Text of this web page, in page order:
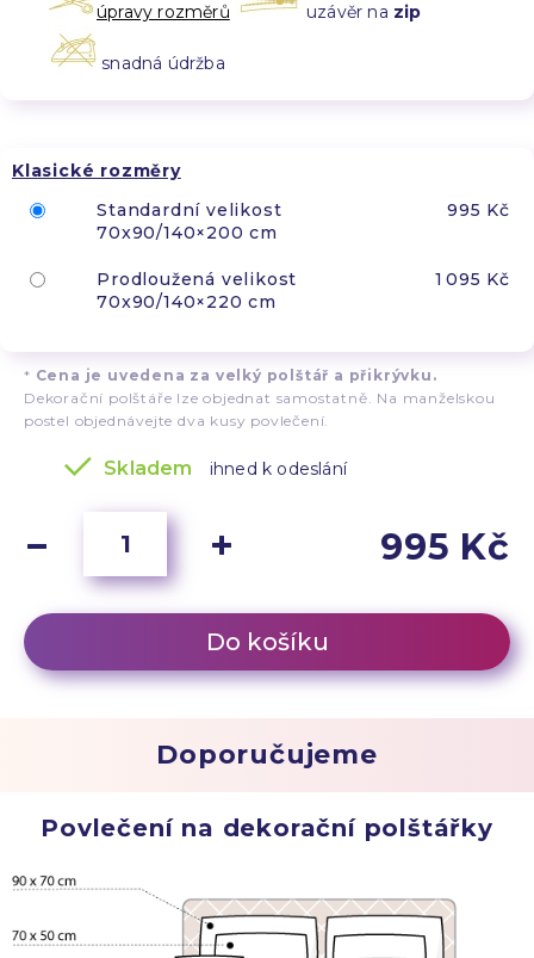
úpravy rozměrů uzávěr na zip
snadná údržba
Klasické rozměry
Standardní velikost
70x90/140×200 cm
995 Kč
Prodloužená velikost
70x90/140×220 cm
1 095 Kč
* Cena je uvedena za velký polštář a přikrývku.
Dekorační polštáře lze objednat samostatně. Na manželskou
postel objednávejte dva kusy povlečení.
Skladem ihned k odeslání
995 Kč
Do košíku
Doporučujeme
Povlečení na dekorační polštářky